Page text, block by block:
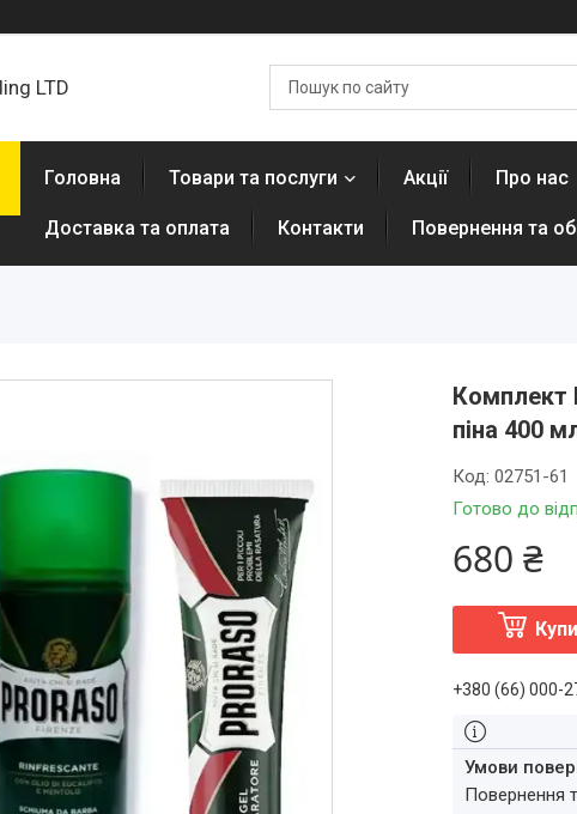
LTD
Головна Товари та послуги Акції Про нас
Доставка та оплата Контакти Повернення та
Комплект
піна 400
Готово до
Код:02751-61
680 ₴
+380 (66) 000-
повернення